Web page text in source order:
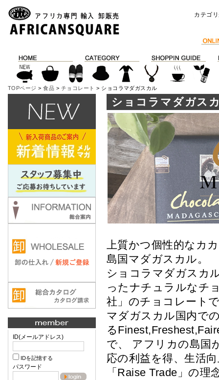
カテゴ
TOPページ >食品 > チョコレート > ショコラマダガスカル
ID(メールアドレス)
IDを記憶する
パスワード
ショコラマダガス
上質かつ個性的なカ
島国マダガスカル。
ショコラマダガスカ
ったナチュラルなチ
社」のチョコレート
マダガスカル国内で
る
で、 アフリカの島国
応の利益を得、生活
「Raise Trade」の